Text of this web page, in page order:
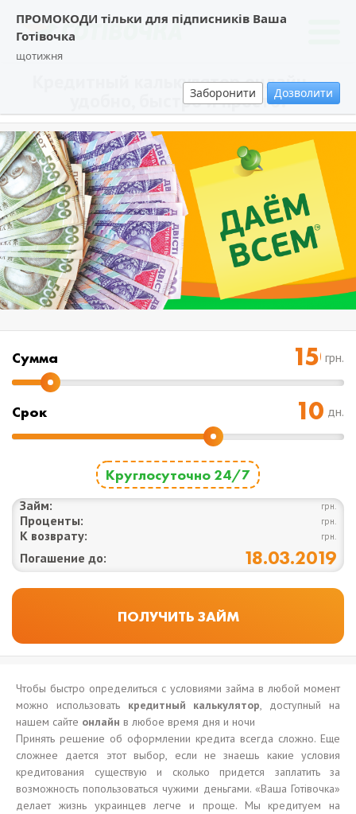
ПРОМОКОДИ тільки для підписників Ваша
Готівочка
щотижня
Заборонити Дозволити
Кредитный калькулятор онлайн –
удобно, быстро и просто!
Cумма грн.
Срок дн.
Круглосуточно 24/7
Займ: грн.
Проценты: грн.
К возврату: грн.
Погашение до: 18.03.2019
Чтобы быстро определиться с условиями займа в любой момент
можно использовать кредитный калькулятор, доступный на
нашем сайте онлайн в любое время дня и ночи
Принять решение об оформлении кредита всегда сложно. Еще
сложнее дается этот выбор, если не знаешь какие условия
кредитования существую и сколько придется заплатить за
возможность попользоваться чужими деньгами. «Ваша Готівочка»
делает жизнь украинцев легче и проще. Мы кредитуем на